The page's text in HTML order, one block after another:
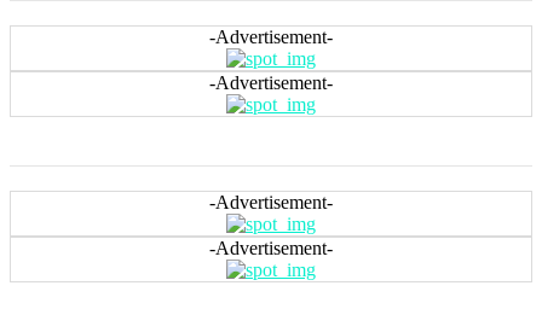
-Advertisement-
-Advertisement-
-Advertisement-
-Advertisement-